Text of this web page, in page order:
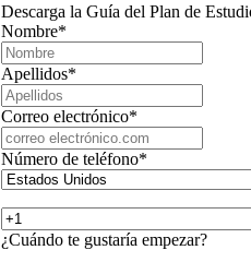
Descarga la Guía del Plan de
Nombre*
Apellidos*
Correo electrónico*
Número de teléfono*
¿Cuándo te gustaría empezar?